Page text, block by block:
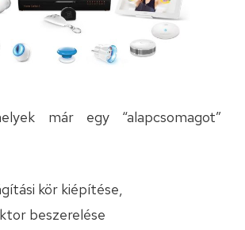
már egy “alapcsomagot”
kör kiépítése,
beszerelése